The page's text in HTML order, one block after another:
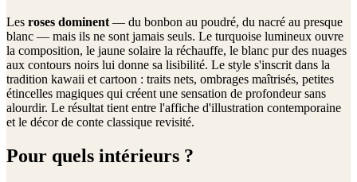
Les roses dominent— du bonbon au poudré, du nacré au presque
blanc — mais ils ne sont jamais seuls. Le turquoise lumineux ouvre
la composition, le jaune solaire la réchauffe, le blanc pur des nuages
aux contours noirs lui donne sa lisibilité. Le style s'inscrit dans la
tradition kawaii et cartoon : traits nets, ombrages maîtrisés, petites
étincelles magiques qui créent une sensation de profondeur sans
alourdir. Le résultat tient entre l'affiche d'illustration contemporaine
et le décor de conte classique revisité.
Pour quels intérieurs ?